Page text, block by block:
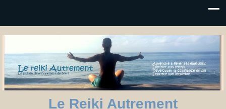
Le Reiki Autrement